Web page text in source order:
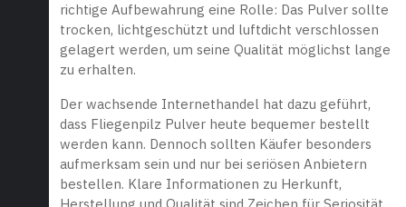
richtige Aufbewahrung eine Rolle: Das Pulver sollte
trocken, lichtgeschützt und luftdicht verschlossen
gelagert werden, um seine Qualität möglichst lange
zu erhalten.
Der wachsende Internethandel hat dazu geführt,
dass Fliegenpilz Pulver heute bequemer bestellt
werden kann. Dennoch sollten Käufer besonders
aufmerksam sein und nur bei seriösen Anbietern
bestellen. Klare Informationen zu Herkunft,